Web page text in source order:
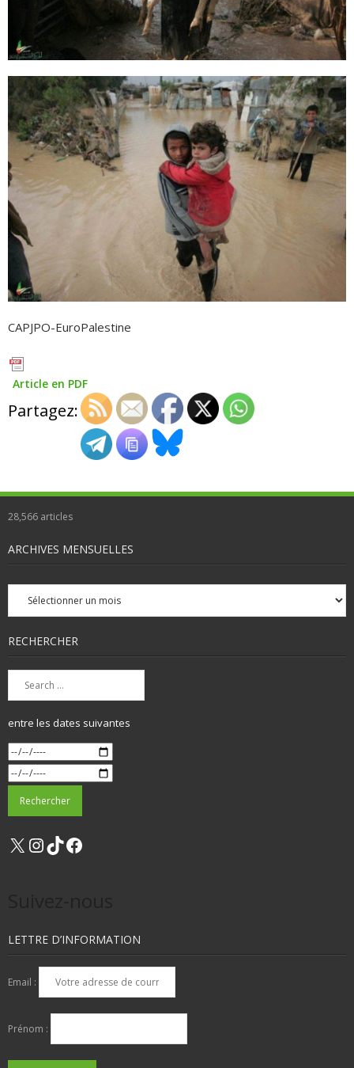
CAPJPO-EuroPalestine
Article en PDF
Partagez:
28,566 articles
ARCHIVES MENSUELLES
Archives
mensuelles
RECHERCHER
entre les dates suivantes
X Instagram
TikTok
LETTRE D’INFORMATION
Email :
Prénom :